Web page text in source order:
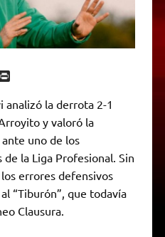
P
n
t
F
r
i
n
d
l
y
analizó la derrota 2-1
y valoró la
uno de los
la Liga Profesional. Sin
errores defensivos
“Tiburón”, que todavía
Clausura.